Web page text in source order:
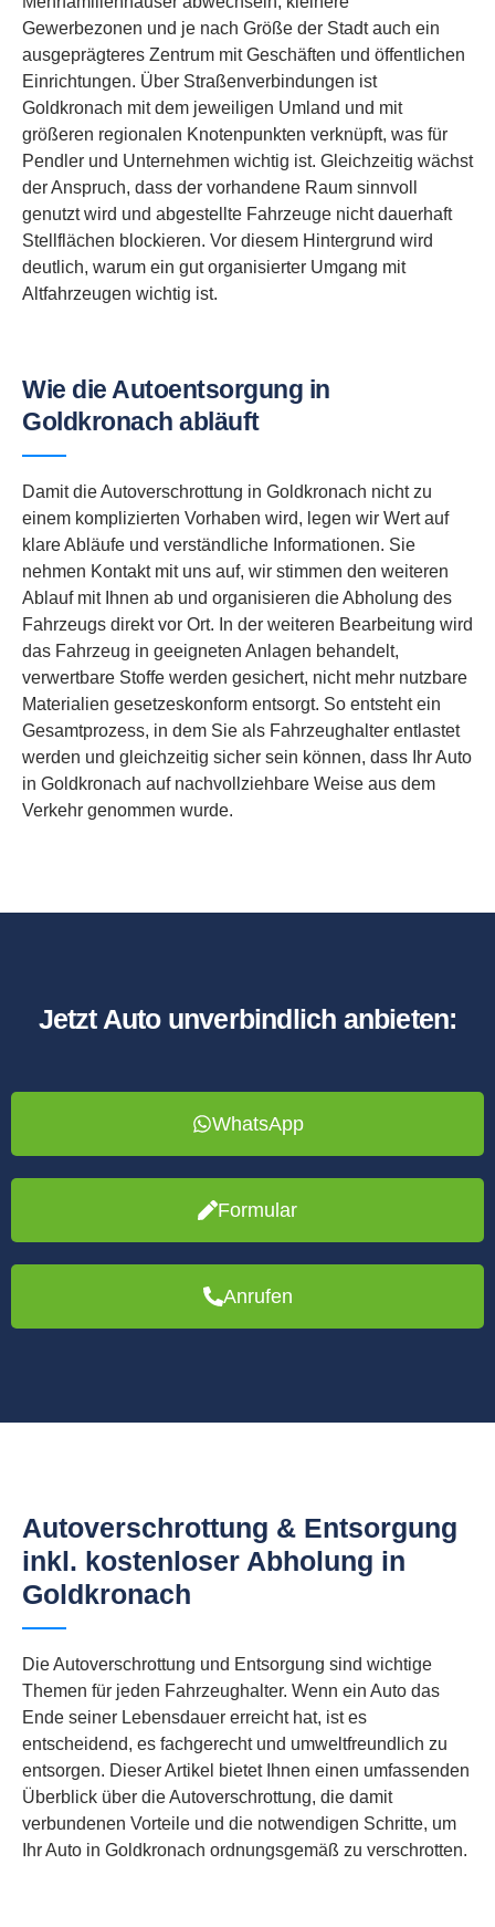
Gewerbezonen und je nach Größe der Stadt auch ein
ausgeprägteres Zentrum mit Geschäften und öffentlichen
Einrichtungen. Über Straßenverbindungen ist
Goldkronach mit dem jeweiligen Umland und mit
größeren regionalen Knotenpunkten verknüpft, was für
Pendler und Unternehmen wichtig ist. Gleichzeitig wächst
der Anspruch, dass der vorhandene Raum sinnvoll
genutzt wird und abgestellte Fahrzeuge nicht dauerhaft
Stellflächen blockieren. Vor diesem Hintergrund wird
deutlich, warum ein gut organisierter Umgang mit
Altfahrzeugen wichtig ist.
Wie die Autoentsorgung in
Goldkronach abläuft
Damit die Autoverschrottung in Goldkronach nicht zu
einem komplizierten Vorhaben wird, legen wir Wert auf
klare Abläufe und verständliche Informationen. Sie
nehmen Kontakt mit uns auf, wir stimmen den weiteren
Ablauf mit Ihnen ab und organisieren die Abholung des
Fahrzeugs direkt vor Ort. In der weiteren Bearbeitung wird
das Fahrzeug in geeigneten Anlagen behandelt,
verwertbare Stoffe werden gesichert, nicht mehr nutzbare
Materialien gesetzeskonform entsorgt. So entsteht ein
Gesamtprozess, in dem Sie als Fahrzeughalter entlastet
werden und gleichzeitig sicher sein können, dass Ihr Auto
in Goldkronach auf nachvollziehbare Weise aus dem
Verkehr genommen wurde.
Jetzt Auto unverbindlich anbieten:
WhatsApp
Formular
Anrufen
Autoverschrottung & Entsorgung
inkl. kostenloser Abholung in
Goldkronach
Die Autoverschrottung und Entsorgung sind wichtige
Themen für jeden Fahrzeughalter. Wenn ein Auto das
Ende seiner Lebensdauer erreicht hat, ist es
entscheidend, es fachgerecht und umweltfreundlich zu
entsorgen. Dieser Artikel bietet Ihnen einen umfassenden
Überblick über die Autoverschrottung, die damit
verbundenen Vorteile und die notwendigen Schritte, um
Ihr Auto in Goldkronach ordnungsgemäß zu verschrotten.